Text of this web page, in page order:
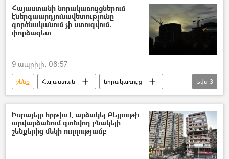
Երևան
քաղաք
Հայաստանի նորակառույցներում
էներգաարդյունավետությունը
գործնականում չի ստուգվում.
փորձագետ
9 ապրիլի, 08:57
շենք Հայաստան
նորակառույց
Ռուսաստան
բնակարան
Գոռ Թովմասյան
Եվս 3
Իսրայելը հրթիռ է արձակել Բեյրութի
արվարձանում գտնվող բնակելի
շենքերից մեկի ուղղությամբ